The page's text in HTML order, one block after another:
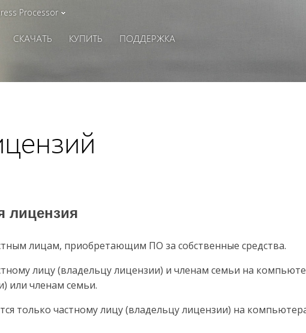
Processor
СКАЧАТЬ КУПИТЬ ПОДДЕРЖКА
лицензия
лицам, приобретающим ПО за собственные средства.
лицу (владельцу лицензии) и членам семьи на
или членам семьи.
только частному лицу (владельцу лицензии) на